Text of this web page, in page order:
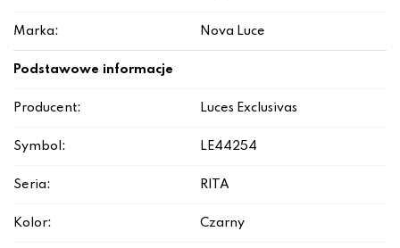
Marka: Nova Luce
Podstawowe informacje
Producent: Luces Exclusivas
Symbol: LE44254
Seria: RITA
Kolor: Czarny